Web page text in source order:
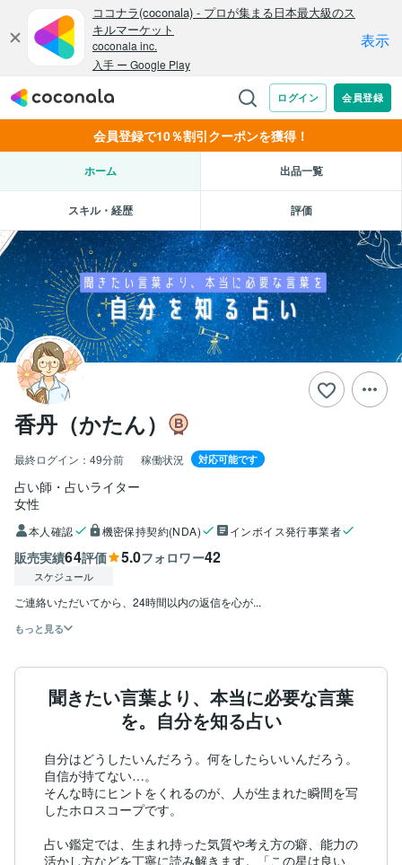
会員登録で10％割引クーポンを獲得！
ホーム 出品一覧
スキル・経歴 評価
香丹（かたん）
最終ログイン： 49分前 稼働状況 対応可能です
占い師・占いライター
女性
本人確認 機密保持契約(NDA) インボイス発行事業者
販売実績64評価 5.0フォロワー42
スケジュール
ご連絡いただいてから、24時間以内の返信を心が...
もっと見る
聞きたい言葉より、本当に必要な言葉
を。自分を知る占い
自分はどうしたいんだろう。何をしたらいいんだろう。
自信が持てない…。
そんな時にヒントをくれるのが、人が生まれた瞬間を写
したホロスコープです。
占い鑑定では、生まれ持った気質や考え方の癖、能力の
活かし方などを丁寧に読み解きます。「この星は良い、